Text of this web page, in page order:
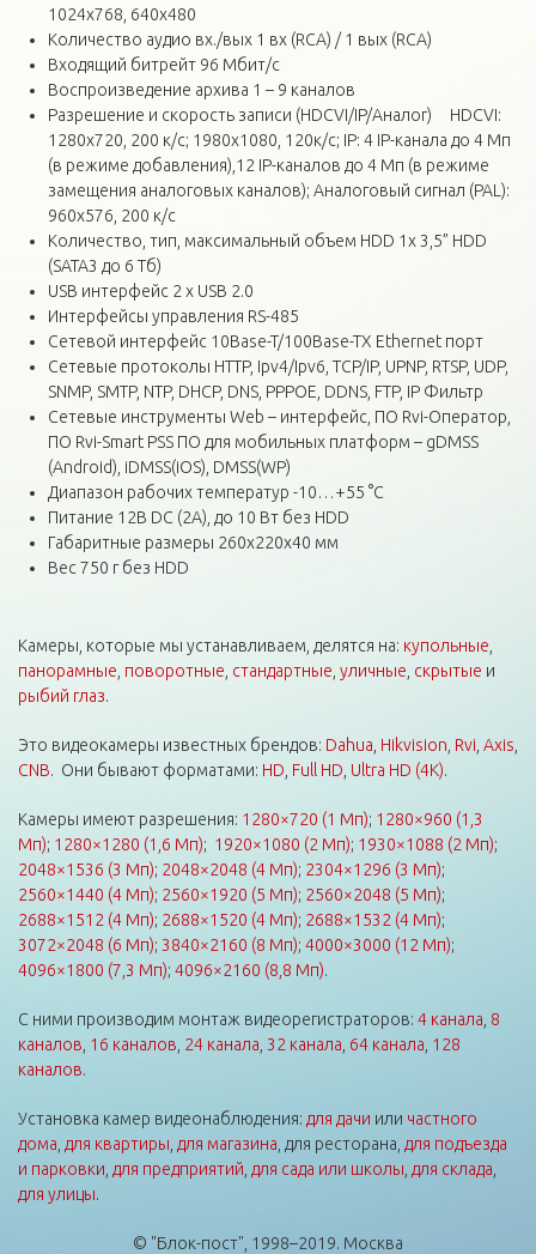
1024x768, 640x480
Количество аудио вх./вых 1 вх (RCA) / 1 вых (RCA)
Входящий битрейт 96 Мбит/с
Воспроизведение архива 1 – 9 каналов
Разрешение и скорость записи (HDCVI/IP/Аналог) HDCVI:
1280х720, 200 к/с; 1980х1080, 120к/с; IP: 4 IP-канала до 4 Мп
(в режиме добавления),12 IP-каналов до 4 Мп (в режиме
замещения аналоговых каналов); Аналоговый сигнал (PAL):
960x576, 200 к/с
Количество, тип, максимальный объем HDD 1x 3,5” HDD
(SATA3 до 6 Тб)
USB интерфейс 2 x USB 2.0
Интерфейсы управления RS-485
Сетевой интерфейс 10Base-T/100Base-TX Ethernet порт
Сетевые протоколы HTTP, Ipv4/Ipv6, TCP/IP, UPNP, RTSP, UDP,
SNMP, SMTP, NTP, DHCP, DNS, PPPOE, DDNS, FTP, IP Фильтр
Сетевые инструменты Web – интерфейс, ПО Rvi-Оператор,
ПО Rvi-Smart PSS ПО для мобильных платформ – gDMSS
(Android), iDMSS(iOS), DMSS(WP)
Диапазон рабочих температур -10…+55 °C
Питание 12В DC (2А), до 10 Вт без HDD
Габаритные размеры 260x220x40 мм
Вес 750 г без HDD
Камеры, которые мы устанавливаем, делятся на: купольные
панорамные поворотные стандартные уличные скрытые и
рыбий глаз.
Это видеокамеры известных брендов: Dahua Hikvision Rvi Axis
CNB. Они бывают форматами: HD Full HD Ultra HD (4K).
Камеры имеют разрешения: 1280×720 (1 Мп); 1280×960 (1,3
Мп); 1280×1280 (1,6 Мп); 1920×1080 (2 Мп); 1930×1088 (2 Мп);
2048×1536 (3 Мп); 2048×2048 (4 Мп); 2304×1296 (3 Мп);
2560×1440 (4 Мп); 2560×1920 (5 Мп); 2560×2048 (5 Мп);
2688×1512 (4 Мп); 2688×1520 (4 Мп); 2688×1532 (4 Мп);
3072×2048 (6 Мп); 3840×2160 (8 Мп); 4000×3000 (12 Мп);
4096×1800 (7,3 Мп); 4096×2160 (8,8 Мп).
С ними производим монтаж видеорегистраторов: 4 канала 8
каналов 16 каналов 24 канала 32 канала 64 канала 128
каналов.
Установка камер видеонаблюдения: для дачи или частного
дома для квартиры для магазина , для ресторана, для подъезда
и парковки для предприятий для сада или школы для склада
для улицы.
© "Блок-пост", 1998–2019. Москва